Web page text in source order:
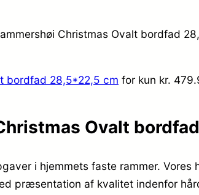
Christmas Ovalt bordfad
bordfad 28,5*22,5 cm for kun kr.
Ovalt
i hjemmets faste rammer.
præsentation af kvalitet indenfor